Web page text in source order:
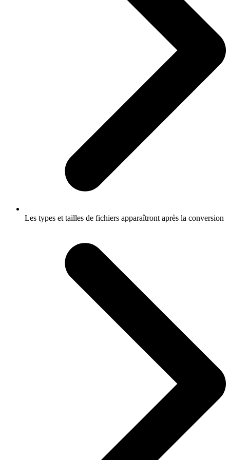
Les types et tailles de fichiers apparaîtront après la conversion